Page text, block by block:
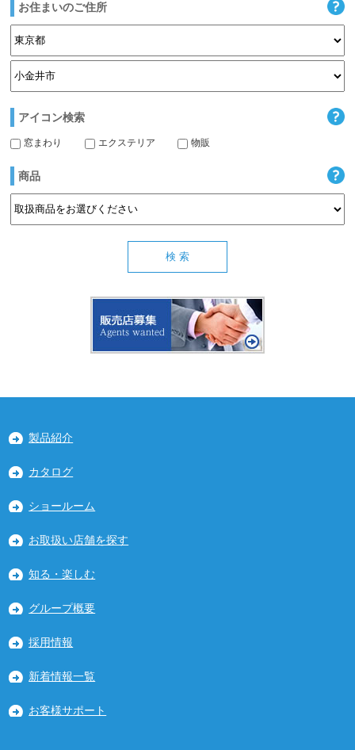
お住まいのご住所
アイコン検索
窓まわり エクステリア 物販
商品
製品紹介
カタログ
ショールーム
お取扱い店舗を探す
知る・楽しむ
グループ概要
採用情報
新着情報一覧
お客様サポート